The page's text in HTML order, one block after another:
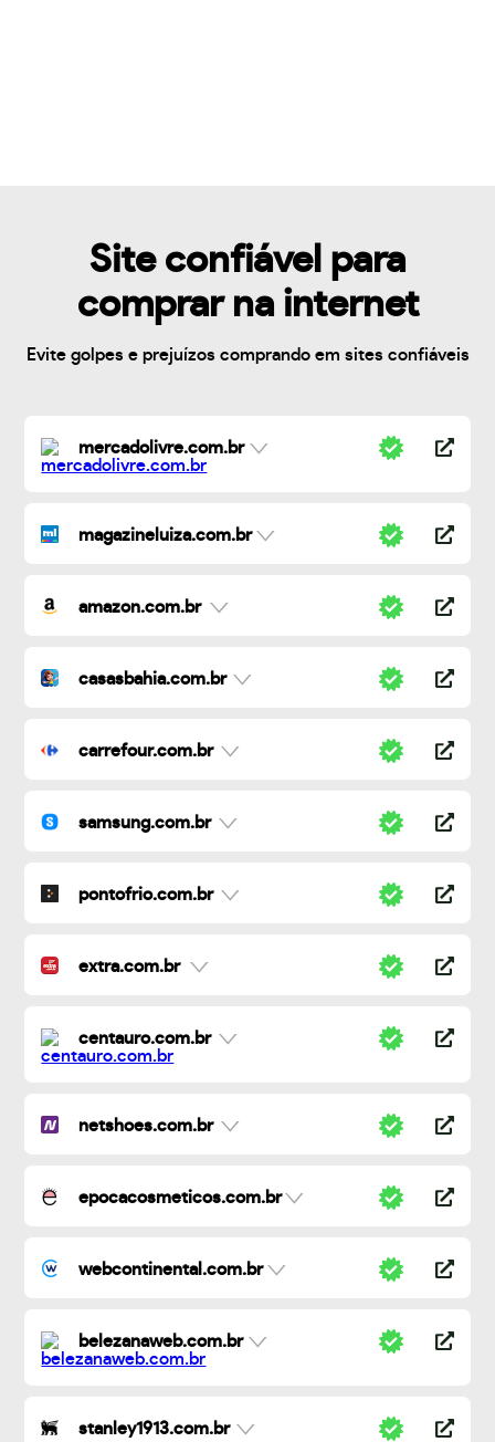
Site confiável para
comprar na internet
Evite golpes e prejuízos comprando em sites confiáveis
mercadolivre.com.br
magazineluiza.com.br
amazon.com.br
casasbahia.com.br
carrefour.com.br
samsung.com.br
pontofrio.com.br
extra.com.br
centauro.com.br
netshoes.com.br
epocacosmeticos.com.br
webcontinental.com.br
belezanaweb.com.br
stanley1913.com.br